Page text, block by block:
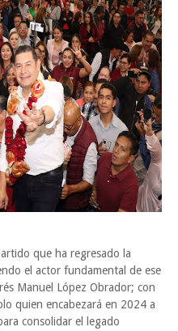
que ha regresado la
el actor fundamental de ese
Manuel López Obrador; con
quien encabezará en 2024 a
consolidar el legado